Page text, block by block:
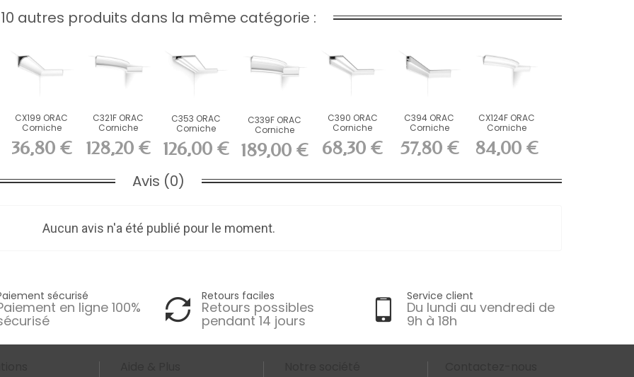
10 autres produits dans la même catégorie :
CX199 ORAC
Corniche
L200 x H8 x...
36,80 €
C321F ORAC
Corniche
L200 x...
128,20 €
C353 ORAC
Corniche
x H3 x...
126,00 €
C339F ORAC
Corniche
L200 x...
189,00 €
C390 ORAC
Corniche
L200 x H6 x...
68,30 €
C394 ORAC
Corniche
L200 x H9,5 x...
57,80 €
CX124F ORAC
Corniche
Durofoam...
84,00 €
Avis (0)
Aucun avis n'a été publié pour le moment.
sécurisé
en ligne 100%
Retours faciles
Retours possibles
pendant 14 jours
Service client
Du lundi au vendredi de
9h à 18h